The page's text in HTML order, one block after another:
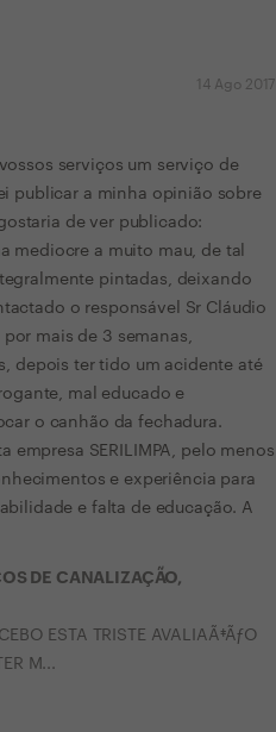
14 Ago 2017
serviços um serviço de
publicar a minha opinião sobre
de ver publicado:
mediocre a muito mau, de tal
pintadas, deixando
o responsável Sr Cláudio
mais de 3 semanas,
depois ter tido um acidente até
mal educado e
o canhão da fechadura.
empresa SERILIMPA, pelo menos
e experiência para
e falta de educação. A
DE CANALIZAÇÃO,
ESTA TRISTE AVALIAÃ‡ÃƒO
M...